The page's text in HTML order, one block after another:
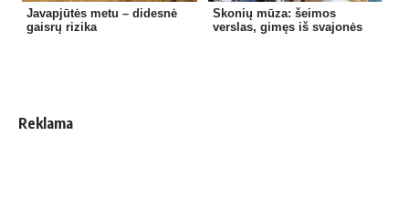
Javapjūtės metu – didesnė
gaisrų rizika
Skonių mūza: šeimos
verslas, gimęs iš svajonės
Reklama